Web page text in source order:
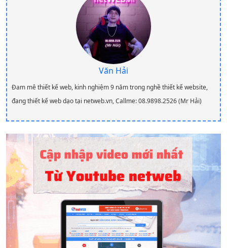
Văn Hải
Đam mê thiết kế web, kinh nghiệm 9 năm trong nghề thiết kế website,
đang thiết kế web dạo tại netweb.vn, Callme: 08.9898.2526 (Mr Hải)